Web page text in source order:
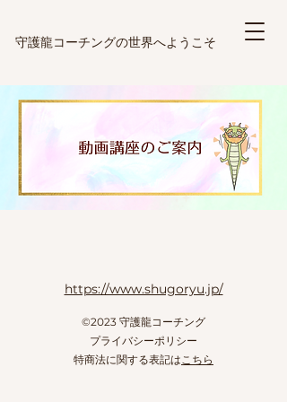
​守護龍コーチングの世界へようこそ
https://www.shugoryu.jp/
©2023 守護龍コーチング
プライバシーポリシー
特商法に関する表記はこちら